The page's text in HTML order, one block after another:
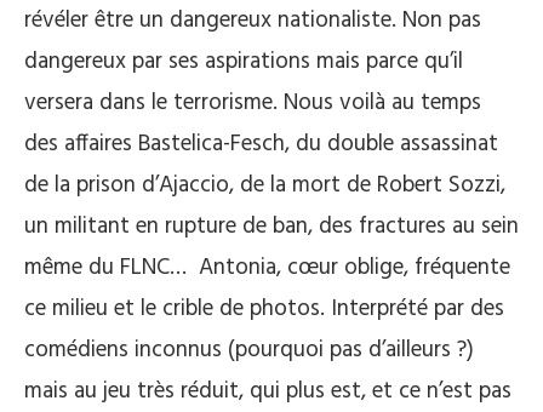
révéler être un dangereux nationaliste. Non pas
dangereux par ses aspirations mais parce qu’il
versera dans le terrorisme. Nous voilà au temps
des affaires Bastelica-Fesch, du double assassinat
de la prison d’Ajaccio, de la mort de Robert Sozzi,
un militant en rupture de ban, des fractures au sein
même du FLNC… Antonia, cœur oblige, fréquente
ce milieu et le crible de photos. Interprété par des
comédiens inconnus (pourquoi pas d’ailleurs ?)
mais au jeu très réduit, qui plus est, et ce n’est pas